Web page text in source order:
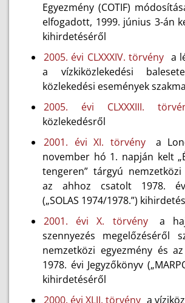
Egyezmény (COTIF)
elfogadott, 1999. június 3-án
kihirdetéséről
2005. évi CLXXXIV. törvény a
a vízkiközlekedési
közlekedési események
2005. évi CLXXXIII.
közlekedésről
2001. évi XI. törvény
a
november hó 1. napján kelt
tengeren” tárgyú nemzetközi
az ahhoz csatolt 1978. évi
(„SOLAS 1974/1978.”)
2001. évi X. törvény
a
szennyezés megelőzéséről
nemzetközi egyezmény és
1978. évi Jegyzőkönyv
kihirdetéséről
2000. évi XLII. törvény a